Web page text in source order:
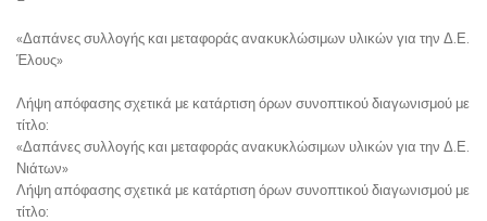
«Δαπάνες συλλογής και μεταφοράς ανακυκλώσιμων υλικών για την Δ.Ε.
Έλους»
Λήψη απόφασης σχετικά με κατάρτιση όρων συνοπτικού διαγωνισμού με
τίτλο:
«Δαπάνες συλλογής και μεταφοράς ανακυκλώσιμων υλικών για την Δ.Ε.
Νιάτων»
Λήψη απόφασης σχετικά με κατάρτιση όρων συνοπτικού διαγωνισμού με
τίτλο: